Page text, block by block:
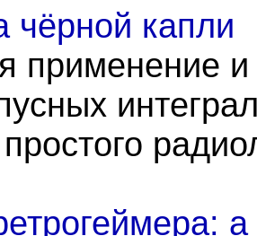
чёрной капли
применение и